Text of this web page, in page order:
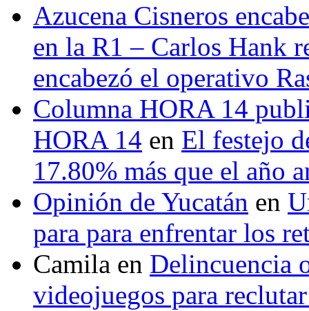
Azucena Cisneros
en la R1 – Carlos Hank
encabezó el operativo
Columna HORA 14
HORA 14 en El festejo
17.80% más que el año
Opinión de Yucatán en
para para enfrentar los
Camila en Delincuencia
videojuegos para